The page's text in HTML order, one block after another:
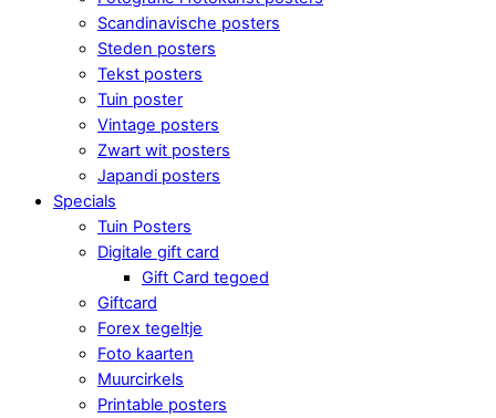
Scandinavische posters
Steden posters
Tekst posters
Tuin poster
Vintage posters
Zwart wit posters
Japandi posters
Specials
Tuin Posters
Digitale gift card
Gift Card tegoed
Giftcard
Forex tegeltje
Foto kaarten
Muurcirkels
Printable posters